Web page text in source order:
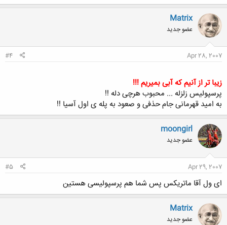
Matrix
عضو جدید
Apr 28, 2007
#4
زیبا تر از آنیم که آبی بمیریم !!!
پرسپولیس زلزله ... محبوب هرچی دله !!
به امید قهرمانی جام حذفی و صعود به پله ی اول آسیا !!
moongirl
عضو جدید
Apr 29, 2007
#5
ای ول آقا ماتریکس پس شما هم پرسپولیسی هستین
Matrix
عضو جدید